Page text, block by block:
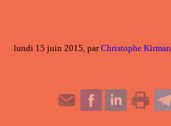
lundi 15 juin 2015, parChristophe Kirman